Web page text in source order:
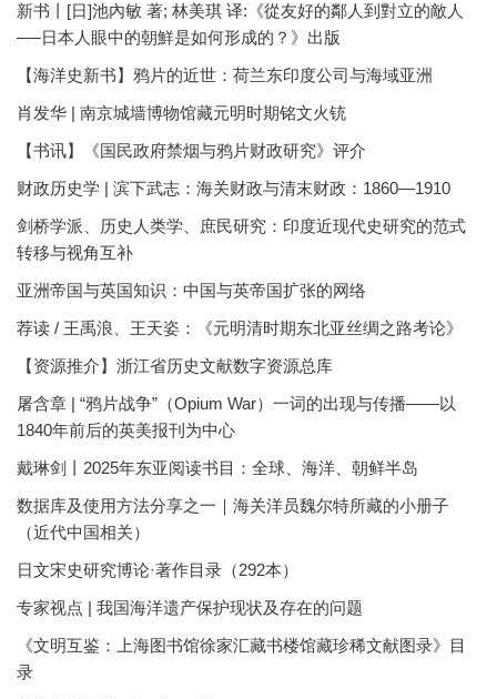
新书丨[日]池內敏 著; 林美琪 译:《從友好的鄰人到對立的敵人
──日本人眼中的朝鮮是如何形成的？》出版
【海洋史新书】鸦片的近世：荷兰东印度公司与海域亚洲
肖发华 | 南京城墙博物馆藏元明时期铭文火铳
【书讯】《国民政府禁烟与鸦片财政研究》评介
财政历史学 | 滨下武志：海关财政与清末财政：1860—1910
剑桥学派、历史人类学、庶民研究：印度近现代史研究的范式
转移与视角互补
亚洲帝国与英国知识：中国与英帝国扩张的网络
荐读 / 王禹浪、王天姿：《元明清时期东北亚丝绸之路考论》
【资源推介】浙江省历史文献数字资源总库
屠含章 | “鸦片战争”（Opium War）一词的出现与传播——以
1840年前后的英美报刊为中心
戴琳剑丨2025年东亚阅读书目：全球、海洋、朝鲜半岛
数据库及使用方法分享之一｜海关洋员魏尔特所藏的小册子
（近代中国相关）
日文宋史研究博论·著作目录（292本）
专家视点 | 我国海洋遗产保护现状及存在的问题
《文明互鉴：上海图书馆徐家汇藏书楼馆藏珍稀文献图录》目
录